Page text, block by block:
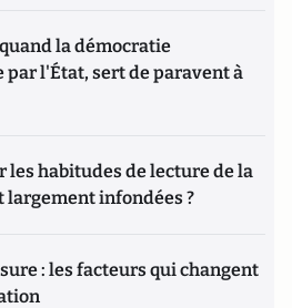
la démocratie
l'État, sert de paravent à
les habitudes de lecture de la
largement infondées ?
: les facteurs qui changent